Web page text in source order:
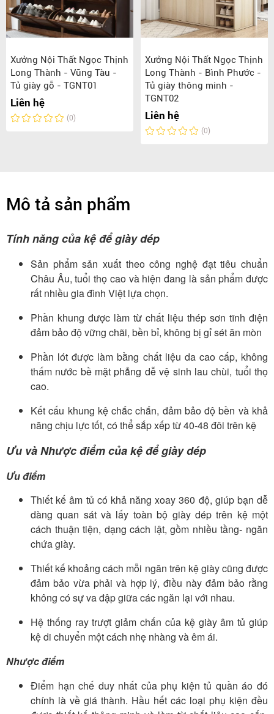
Xưởng Nội Thất Ngọc Thịnh
Long Thành - Vũng Tàu -
Tủ giày gỗ - TGNT01
Liên hệ
(0)
Xưởng Nội Thất Ngọc Thịnh
Long Thành - Bình Phước -
Tủ giày thông minh -
TGNT02
Liên hệ
(0)
Mô tả sản phẩm
Tính năng của kệ để giày dép
Sản phẩm sản xuất theo công nghệ đạt tiêu chuẩn
Châu Âu, tuổi thọ cao và hiện đang là sản phẩm được
rất nhiều gia đình Việt lựa chọn.
Phần khung được làm từ chất liệu thép sơn tĩnh điện
đảm bảo độ vững chãi, bền bỉ, không bị gỉ sét ăn mòn
Phần lót được làm bằng chất liệu da cao cấp, không
thấm nước bề mặt phẳng dễ vệ sinh lau chùi, tuổi thọ
cao.
Kết cấu khung kệ chắc chắn, đảm bảo độ bền và khả
năng chịu lực tốt, có thể sắp xếp từ 40-48 đôi trên kệ
Ưu và Nhược điểm của kệ để giày dép
Ưu điểm
Thiết kế âm tủ có khả năng xoay 360 độ, giúp bạn dễ
dàng quan sát và lấy toàn bộ giày dép trên kệ một
cách thuận tiện, dạng cách lật, gồm nhiều tầng- ngăn
chứa giày.
Thiết kế khoảng cách mỗi ngăn trên kệ giày cũng được
đảm bảo vừa phải và hợp lý, điều này đảm bảo rằng
không có sự va đập giữa các ngăn lại với nhau.
Hệ thống ray trượt giảm chấn của kệ giày âm tủ giúp
kệ di chuyển một cách nhẹ nhàng và êm ái.
Nhược điểm
Điểm hạn chế duy nhất của phụ kiện tủ quần áo đó
chính là về giá thành. Hầu hết các loại phụ kiện đều